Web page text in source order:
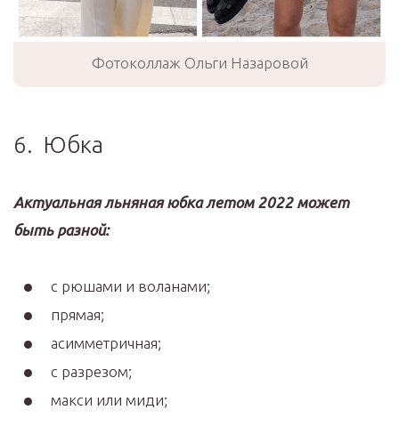
Фотоколлаж Ольги Назаровой
6. Юбка
Актуальная льняная юбка летом 2022 может
быть разной:
с рюшами и воланами;
прямая;
асимметричная;
с разрезом;
макси или миди;